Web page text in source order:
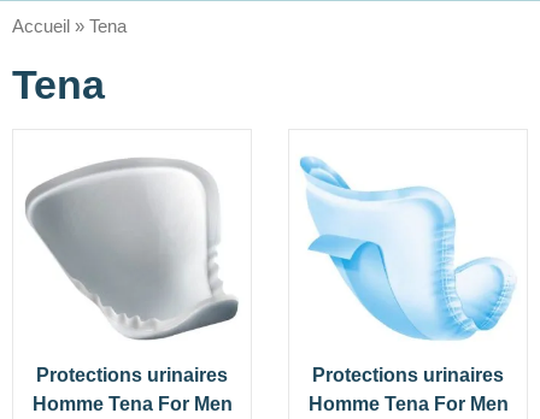
Accueil » Tena
Tena
Protections urinaires
Homme Tena For Men
Protections urinaires
Homme Tena For Men